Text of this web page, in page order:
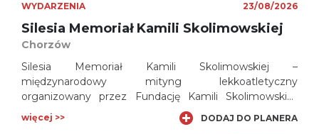
WYDARZENIA 23/08/2026
Silesia Memoriał Kamili Skolimowskiej
Chorzów
Silesia Memoriał Kamili Skolimowskiej –
międzynarodowy mityng lekkoatletyczny
organizowany przez Fundację Kamili Skolimowskiej.
Zawody poświęcone są pamięci zmarłej w lutym 2009
roku Kamili Skolimowskiej – mistrzyni olimpijskiej w
więcej >> DODAJ DO PLANERA